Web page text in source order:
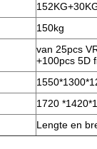
152
150kg
van 25pcs
+100pcs 5D
1550*1300
1720
Lengte en